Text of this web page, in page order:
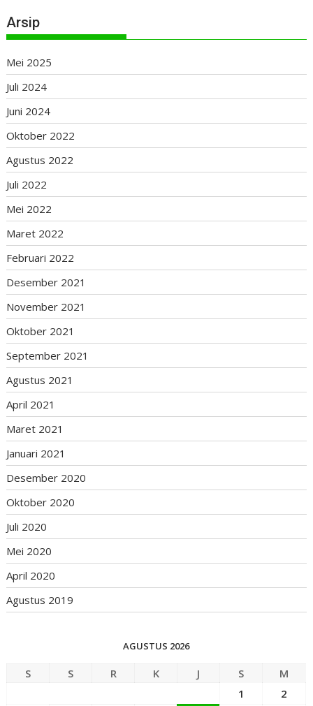
Arsip
Mei 2025
Juli 2024
Juni 2024
Oktober 2022
Agustus 2022
Juli 2022
Mei 2022
Maret 2022
Februari 2022
Desember 2021
November 2021
Oktober 2021
September 2021
Agustus 2021
April 2021
Maret 2021
Januari 2021
Desember 2020
Oktober 2020
Juli 2020
Mei 2020
April 2020
Agustus 2019
AGUSTUS 2026
S S R K J S
M
1
2